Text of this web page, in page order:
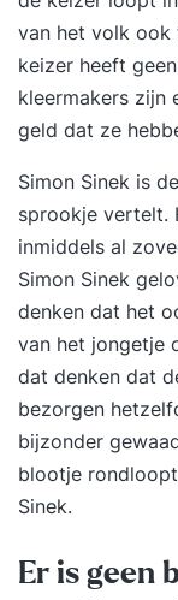
waarden en
je leven. "UNLP biedt opleidingen die bijdragen
aan
met thema’s
van het volk ook
keizer heeft
kleermakers zijn
geld dat ze
Simon Sinek is
sprookje vertelt.
inmiddels al
Simon Sinek
denken dat het
van het jongetje
dat denken dat
bezorgen
bijzonder
blootje
Sinek.
Er is geen